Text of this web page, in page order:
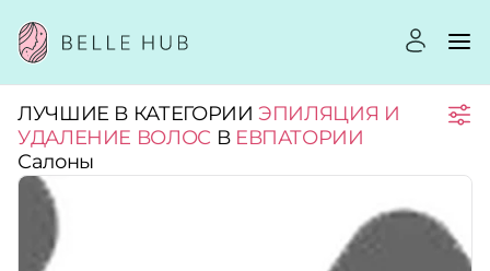
Город:
Категории:
ЛУЧШИЕ В КАТЕГОРИИ ЭПИЛЯЦИЯ И
УДАЛЕНИЕ ВОЛОС В ЕВПАТОРИИ
Салоны